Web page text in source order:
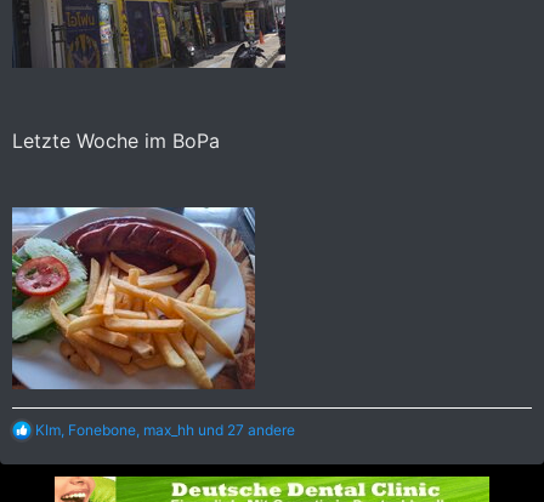
Letzte Woche im BoPa
R
a
KIm Fonebone max_hh und 27 andere